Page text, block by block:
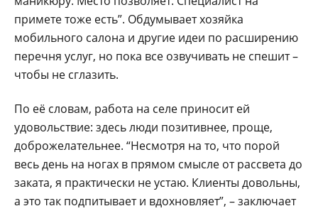
примете тоже есть”. Обдумывает хозяйка
мобильного салона и другие идеи по расширению
перечня услуг, но пока все озвучивать не спешит –
чтобы не сглазить.
По её словам, работа на селе приносит ей
удовольствие: здесь люди позитивнее, проще,
доброжелательнее. “Несмотря на то, что порой
весь день на ногах в прямом смысле от рассвета до
заката, я практически не устаю. Клиенты довольны,
а это так подпитывает и вдохновляет”, – заключает